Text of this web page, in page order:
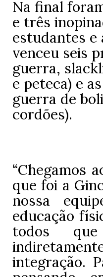
Na final
e três
estudantes e
venceu seis
guerra,
e peteca) e
guerra de
cordões).
“Chegamos
que foi a
nossa
educação
todos
integração.